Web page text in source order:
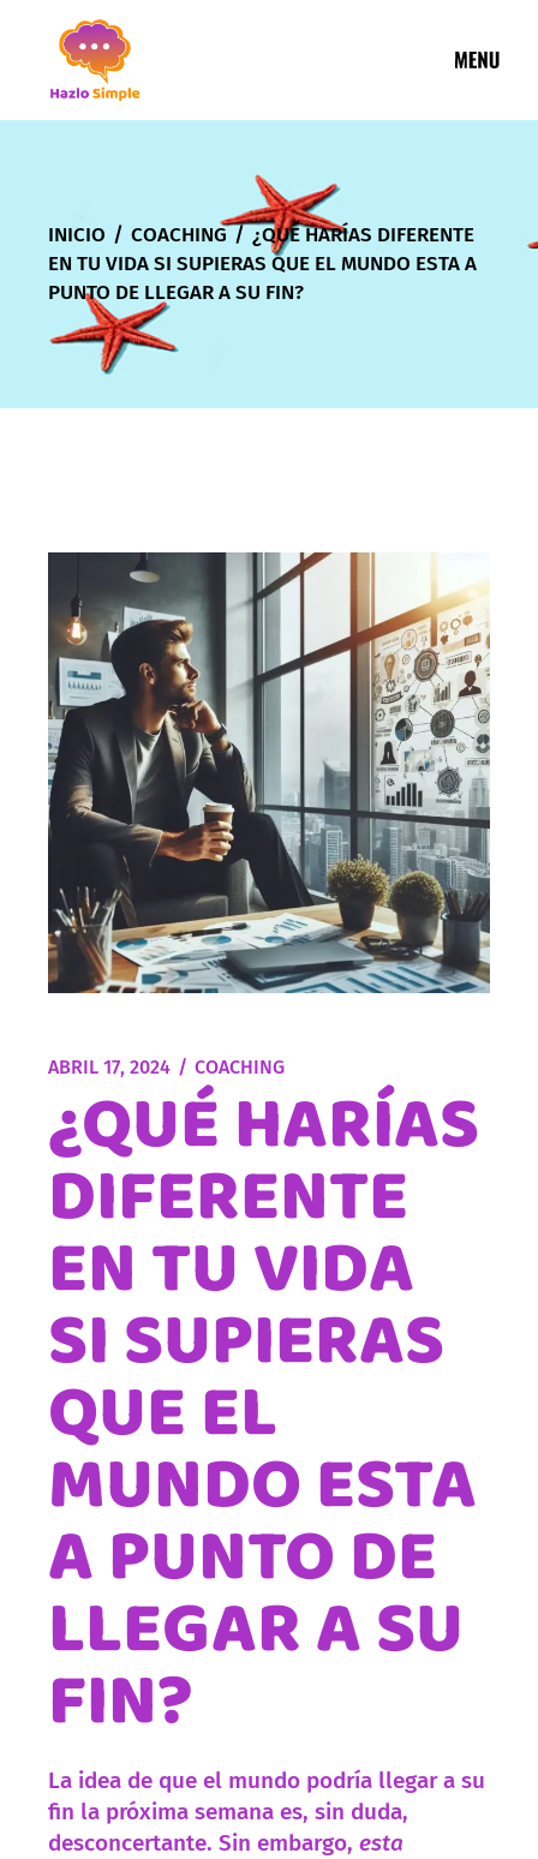
INICIO COACHING
¿QUÉ HARÍAS DIFERENTE
EN TU VIDA SI SUPIERAS QUE EL MUNDO ESTA A
PUNTO DE LLEGAR A SU FIN?
ABRIL 17, 2024 COACHING
¿QUÉ HARÍAS
DIFERENTE
EN TU VIDA
SI SUPIERAS
QUE EL
MUNDO ESTA
A PUNTO DE
LLEGAR A SU
FIN?
La idea de que el mundo podría llegar a su
fin la próxima semana es, sin duda,
desconcertante. Sin embargo,esta